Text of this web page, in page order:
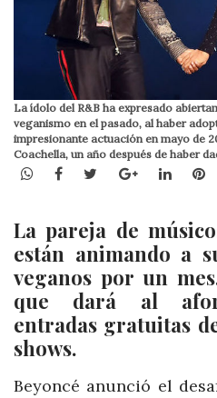
La ídolo del R&B ha expresado
veganismo en el pasado, al haber
impresionante actuación en mayo de
Coachella, un año después de haber
WhatsApp
Facebook
TwitterGoogle+
La pareja de
están animando a
veganos por un
que dará al
entradas gratuitas
shows.
Beyoncé anunció el